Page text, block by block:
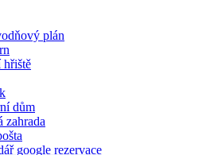
plán
dům
zahrada
google rezervace